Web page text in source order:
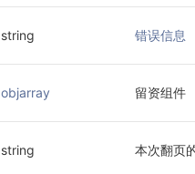
string 错误信息
objarray 留资组件
string 本次翻页